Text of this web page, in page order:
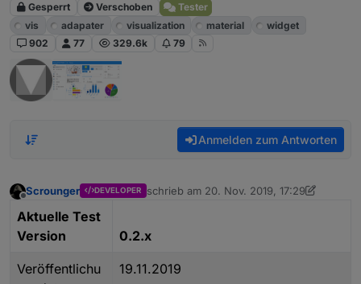
Gesperrt Verschoben
Tester
vis
adapater visualization material
widget
902
77 329.6k 79
Anmelden zum Antworten
Offline
Scrounger DEVELOPER schrieb am 20. Nov. 2019, 17:29
zuletzt editiert von Scrounger2. Feb.
Aktuelle Test
Version
0.2.x
Veröffentlichu
19.11.2019